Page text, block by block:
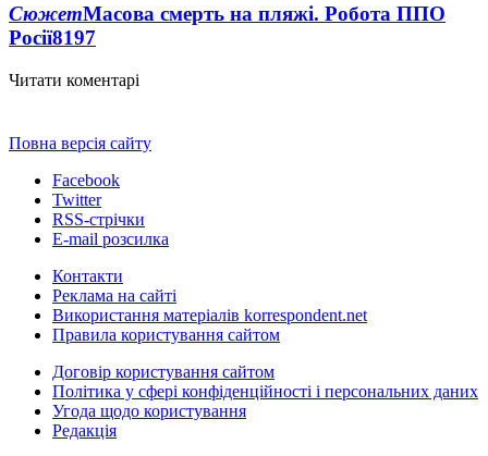
СюжетМасова смерть на пляжі. Робота ППО
Росії8197
Читати коментарі
Повна версія сайту
Facebook
Twitter
RSS-стрічки
E-mail розсилка
Контакти
Реклама на сайті
Використання матеріалів korrespondent.net
Правила користування сайтом
Договір користування сайтом
Політика у сфері конфіденційності і персональних даних
Угода щодо користування
Редакція